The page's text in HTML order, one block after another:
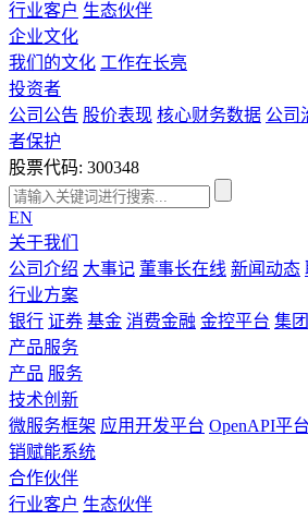
行业客户 生态伙伴
企业文化
我们的文化 工作在长亮
投资者
公司公告 股价表现 核心财务数据 公司
者保护
股票代码: 300348
EN
关于我们
公司介绍 大事记 董事长在线 新闻动态
行业方案
银行 证券 基金 消费金融 金控平台 集
产品服务
产品 服务
技术创新
微服务框架 应用开发平台 OpenAPI平台
销赋能系统
合作伙伴
行业客户 生态伙伴